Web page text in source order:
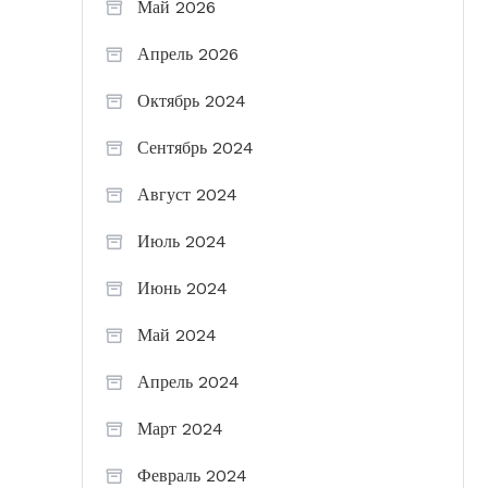
Май 2026
Апрель 2026
Октябрь 2024
Сентябрь 2024
Август 2024
Июль 2024
Июнь 2024
Май 2024
Апрель 2024
Март 2024
Февраль 2024